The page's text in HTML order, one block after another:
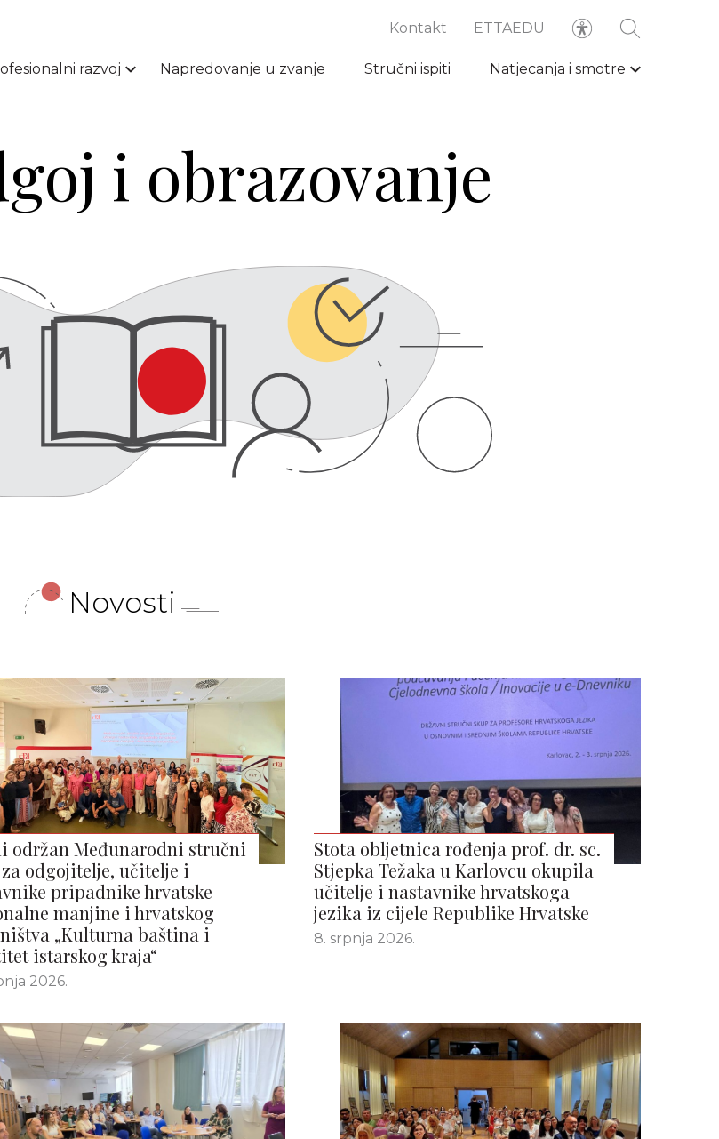
Kontakt ETTAEDU
razvoj Napredovanje u zvanje Stručni ispiti Natjecanja i smotre
i obrazovanje
Novosti
održan Međunarodni stručni
odgojitelje, učitelje i
pripadnike hrvatske
manjine i hrvatskog
„Kulturna baština i
istarskog kraja“
2026.
Stota obljetnica rođenja prof. dr. sc.
Stjepka Težaka u Karlovcu okupila
učitelje i nastavnike hrvatskoga
jezika iz cijele Republike Hrvatske
8. srpnja 2026.